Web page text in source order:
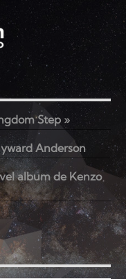
Step »
Anderson
album de Kenzo